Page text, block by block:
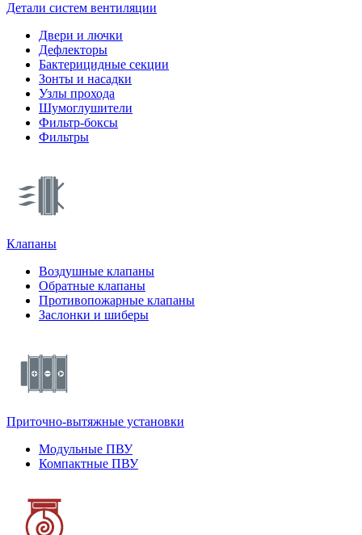
Детали систем вентиляции
Двери и лючки
Дефлекторы
Бактерицидные секции
Зонты и насадки
Узлы прохода
Шумоглушители
Фильтр-боксы
Фильтры
Клапаны
Воздушные клапаны
Обратные клапаны
Противопожарные клапаны
Заслонки и шиберы
Приточно-вытяжные установки
Модульные ПВУ
Компактные ПВУ